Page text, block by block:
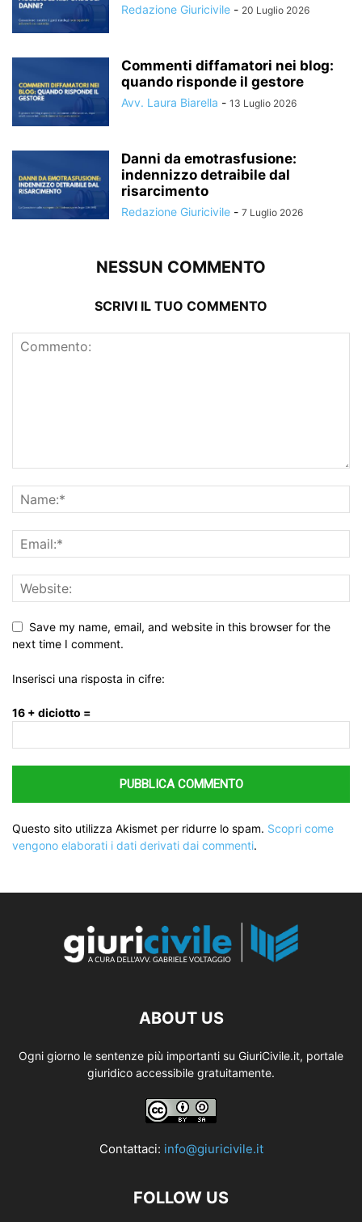
Redazione Giuricivile - 20 Luglio 2026
Commenti diffamatori nei blog:
quando risponde il gestore
Avv. Laura Biarella - 13 Luglio 2026
Danni da emotrasfusione:
indennizzo detraibile dal
risarcimento
Redazione Giuricivile - 7 Luglio 2026
NESSUN COMMENTO
SCRIVI IL TUO COMMENTO
Save my name, email, and website in this browser for the
next time I comment.
Inserisci una risposta in cifre:
16 + diciotto =
Questo sito utilizza Akismet per ridurre lo spam. Scopri come
vengono elaborati i dati derivati dai commenti.
ABOUT US
Ogni giorno le sentenze più importanti su GiuriCivile.it, portale
giuridico accessibile gratuitamente.
Contattaci: info@giuricivile.it
FOLLOW US